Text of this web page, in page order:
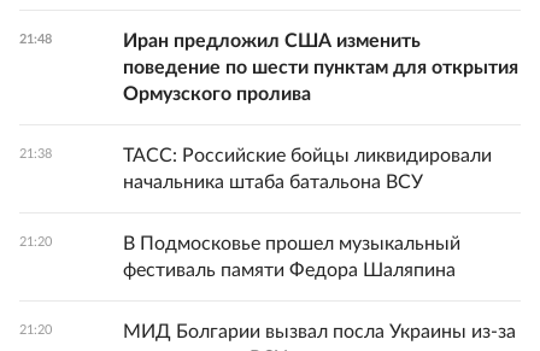
21:48
Иран предложил США изменить
поведение по шести пунктам для открытия
Ормузского пролива
21:38
ТАСС: Российские бойцы ликвидировали
начальника штаба батальона ВСУ
21:20
В Подмосковье прошел музыкальный
фестиваль памяти Федора Шаляпина
21:20
МИД Болгарии вызвал посла Украины из-за